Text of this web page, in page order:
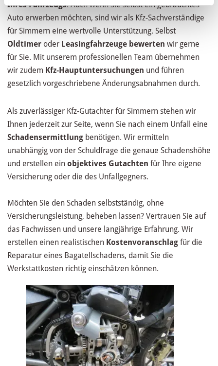
Ihres Fahrzeugs. Auch wenn Sie selbst ein gebrauchtes
Auto erwerben möchten, sind wir als Kfz-Sachverständige
für Simmern eine wertvolle Unterstützung. Selbst
Oldtimer oder Leasingfahrzeuge bewerten wir gerne
für Sie. Mit unserem professionellen Team übernehmen
wir zudem Kfz-Hauptuntersuchungen und führen
gesetzlich vorgeschriebene Änderungsabnahmen durch.
Als zuverlässiger Kfz-Gutachter für Simmern stehen wir
Ihnen jederzeit zur Seite, wenn Sie nach einem Unfall eine
Schadensermittlung benötigen. Wir ermitteln
unabhängig von der Schuldfrage die genaue Schadenshöhe
und erstellen ein objektives Gutachten für Ihre eigene
Versicherung oder die des Unfallgegners.
Möchten Sie den Schaden selbstständig, ohne
Versicherungsleistung, beheben lassen? Vertrauen Sie auf
das Fachwissen und unsere langjährige Erfahrung. Wir
erstellen einen realistischen Kostenvoranschlag für die
Reparatur eines Bagatellschadens, damit Sie die
Werkstattkosten richtig einschätzen können.